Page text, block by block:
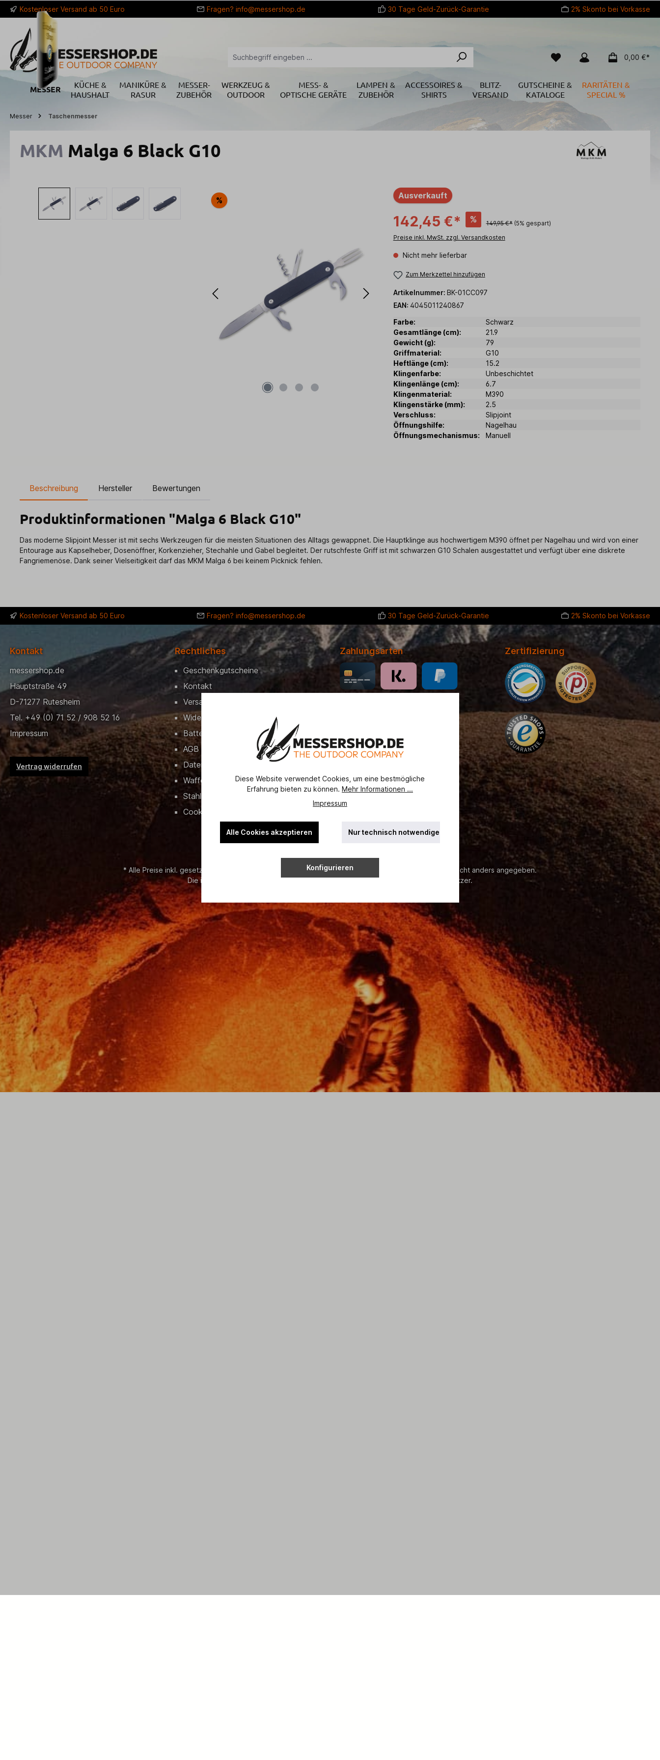
Zur Hauptnavigation springen
Kostenloser Versand ab 50 Euro Fragen?info@messershop.de 30 Tage Geld-Zurück-Garantie 2% Skonto bei Vorkasse
0,00 €*
MESSER
KÜCHE &
HAUSHALT
MANIKÜRE &
RASUR
MESSER-
ZUBEHÖR
WERKZEUG &
OUTDOOR
MESS- &
OPTISCHE GERÄTE
LAMPEN &
ZUBEHÖR
ACCESSOIRES &
SHIRTS
BLITZ-
VERSAND
GUTSCHEINE &
KATALOGE
RARITÄTEN &
SPECIAL %
Messer Taschenmesser
MKM Malga 6 Black G10
% Ausverkauft
142,45 €* % 149,95 €* (5% gespart)
Preise inkl. MwSt. zzgl. Versandkosten
Nicht mehr lieferbar
Zum Merkzettel hinzufügen
Artikelnummer: BK-01CC097
EAN: 4045011240867
Farbe:
Schwarz
Gesamtlänge (cm):
21.9
Gewicht (g):
79
Griffmaterial:
G10
Heftlänge (cm):
15.2
Klingenfarbe:
Unbeschichtet
Klingenlänge (cm):
6.7
Klingenmaterial:
M390
Klingenstärke (mm):
2.5
Verschluss:
Slipjoint
Öffnungshilfe:
Nagelhau
Öffnungsmechanismus:
Manuell
Beschreibung Hersteller Bewertungen
Produktinformationen "Malga 6 Black G10"
Das moderne Slipjoint Messer ist mit sechs Werkzeugen für die meisten Situationen des Alltags gewappnet. Die Hauptklinge aus hochwertigem M390 öffnet per Nagelhau und wird von einer
Entourage aus Kapselheber, Dosenöffner, Korkenzieher, Stechahle und Gabel begleitet. Der rutschfeste Griff ist mit schwarzen G10 Schalen ausgestattet und verfügt über eine diskrete
Fangriemenöse. Dank seiner Vielseitigkeit darf das MKM Malga 6 bei keinem Picknick fehlen.
Kostenloser Versand ab 50 Euro Fragen?info@messershop.de 30 Tage Geld-Zurück-Garantie 2% Skonto bei Vorkasse
Kontakt
messershop.de
Hauptstraße 49
D-71277 Rutesheim
Tel. +49 (0) 71 52 / 908 52 16
Impressum
Vertrag widerrufen
Rechtliches
Geschenkgutscheine
Kontakt
Versand & Bezahlung
Widerrufsrecht
Batterieverordnung
AGB
Datenschutz
Waffenrecht
Stahlschlüssel
Cookies
Zahlungsarten Zertifizierung
* Alle Preise inkl. gesetzl. Mehrwertsteuer zzgl. Versandkostenund ggf. Nachnahmegebühren, wenn nicht anders angegeben.
Die im Shop erwähnten Namen, Bilder und Logos sind Eigentum der jeweiligen Besitzer.
Diese Website verwendet Cookies, um eine bestmögliche
Erfahrung bieten zu können. Mehr Informationen ...
Impressum
Alle Cookies akzeptieren Nur technisch notwendige
Konfigurieren